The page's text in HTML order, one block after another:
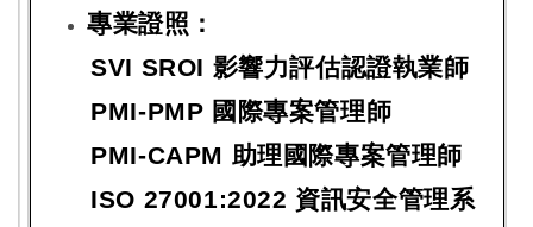
專業證照：
SVI SROI 影響力評估認證執業師
PMI-PMP 國際專案管理師
PMI-CAPM 助理國際專案管理師
ISO 27001:2022 資訊安全管理系